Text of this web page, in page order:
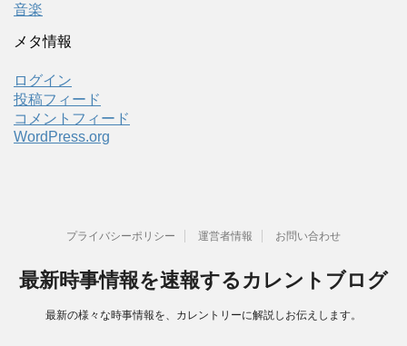
音楽
メタ情報
ログイン
投稿フィード
コメントフィード
WordPress.org
プライバシーポリシー 運営者情報 お問い合わせ
最新時事情報を速報するカレントブログ
最新の様々な時事情報を、カレントリーに解説しお伝えします。